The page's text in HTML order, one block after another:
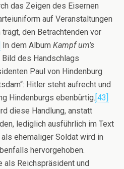
das Zeigen des Eisernen
auf Veranstaltungen
den Betrachtenden vor
In dem Album Kampf um’s
des Handschlags
Paul von Hindenburg
Hitler steht aufrecht und
Hindenburgs ebenbürtig.[43]
diese Handlung, anstatt
lediglich ausführlich im Text
ehemaliger Soldat wird in
hervorgehoben.
als Reichspräsident und